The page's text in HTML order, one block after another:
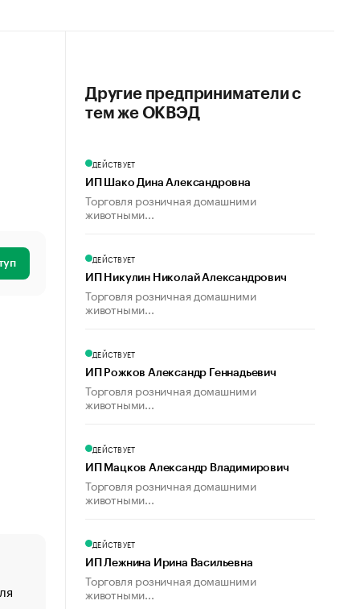
«От спорта тело стареет иначе». Как живет глава
Другие предприниматели с
тем же ОКВЭД
ДЕЙСТВУЕТ
ИП Шако Дина Александровна
Торговля розничная домашними
животными...
ДЕЙСТВУЕТ
ИП Никулин Николай Александрович
Торговля розничная домашними
животными...
ДЕЙСТВУЕТ
ИП Рожков Александр Геннадьевич
Торговля розничная домашними
животными...
ДЕЙСТВУЕТ
ИП Мацков Александр Владимирович
Торговля розничная домашними
животными...
ДЕЙСТВУЕТ
ИП Лежнина Ирина Васильевна
Торговля розничная домашними
животными...